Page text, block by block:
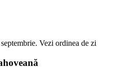
Vezi ordinea de zi